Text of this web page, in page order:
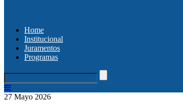
Home
Institucional
Juramentos
Programas
27 Mayo 2026